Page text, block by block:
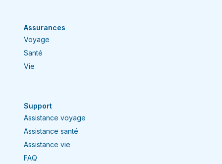
Assurances
Voyage
Santé
Vie
Support
Assistance voyage
Assistance santé
Assistance vie
FAQ